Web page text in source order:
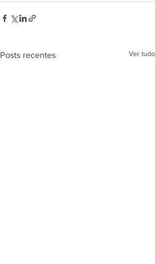
Posts recentes Ver tudo